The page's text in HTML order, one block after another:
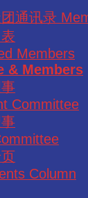
通讯录
Members
& Members
Committee
Column